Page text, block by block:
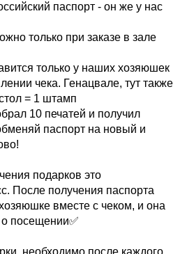
паспорт - он же у нас
только при заказе в зале
только у наших хозяюшек
чека. Генацвале, тут также
= 1 штамп
10 печатей и получил
паспорт на новый и
подарков это
После получения паспорта
вместе с чеком, и она
о посещении✅